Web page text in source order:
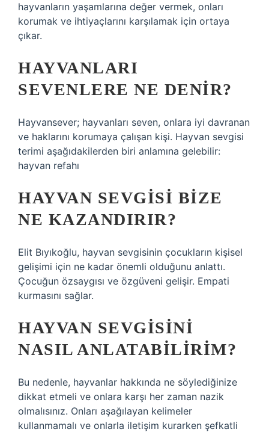
hayvanların yaşamlarına değer vermek, onları
korumak ve ihtiyaçlarını karşılamak için ortaya
çıkar.
HAYVANLARI
SEVENLERE NE DENIR?
Hayvansever; hayvanları seven, onlara iyi davranan
ve haklarını korumaya çalışan kişi. Hayvan sevgisi
terimi aşağıdakilerden biri anlamına gelebilir:
hayvan refahı
HAYVAN SEVGISI BIZE
NE KAZANDIRIR?
Elit Bıyıkoğlu, hayvan sevgisinin çocukların kişisel
gelişimi için ne kadar önemli olduğunu anlattı.
Çocuğun özsaygısı ve özgüveni gelişir. Empati
kurmasını sağlar.
HAYVAN SEVGISINI
NASIL ANLATABILIRIM?
Bu nedenle, hayvanlar hakkında ne söylediğinize
dikkat etmeli ve onlara karşı her zaman nazik
olmalısınız. Onları aşağılayan kelimeler
kullanmamalı ve onlarla iletişim kurarken şefkatli